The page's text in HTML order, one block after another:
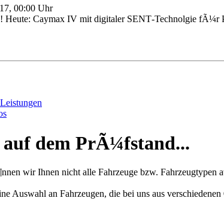
00:00 Uhr
Heute: Caymax IV mit digitaler SENT‐Technolgie fÃ¼r
auf dem PrÃ¼fstand...
wir Ihnen nicht alle Fahrzeuge bzw. Fahrzeugtypen
Auswahl an Fahrzeugen, die bei uns aus